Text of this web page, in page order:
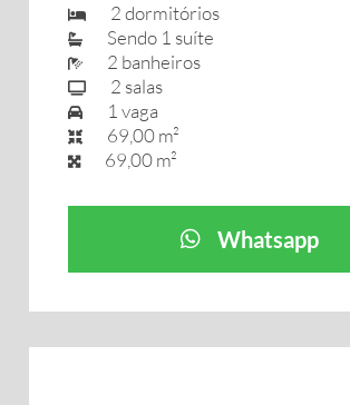
2 dormitórios
Sendo 1 suíte
2 banheiros
2 salas
1 vaga
69,00 m²
69,00 m²
Whatsapp